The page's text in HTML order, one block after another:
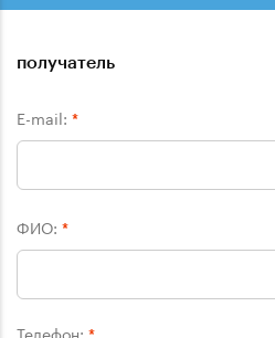
получатель
E-mail: *
ФИО: *
Телефон: